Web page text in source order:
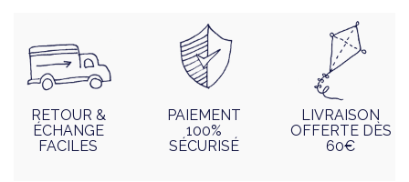
RETOUR &
ÉCHANGE
FACILES
PAIEMENT
100%
SÉCURISÉ
LIVRAISON
OFFERTE DÈS
60€